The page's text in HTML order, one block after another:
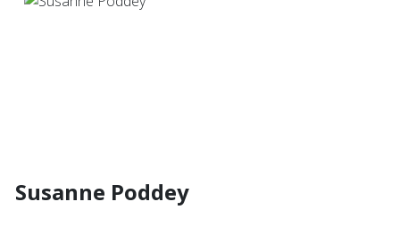
Susanne Poddey